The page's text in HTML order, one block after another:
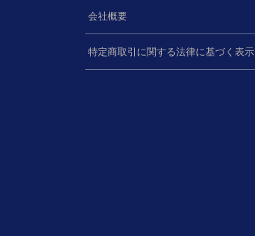
会社概要
特定商取引に関する法律に基づく表示